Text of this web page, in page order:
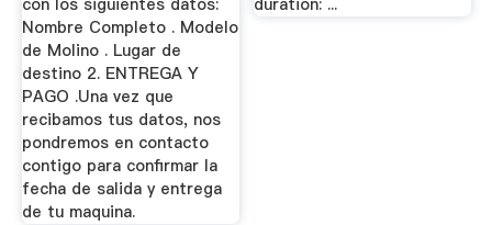
con los siguientes datos:
Nombre Completo . Modelo
de Molino . Lugar de
destino 2. ENTREGA Y
PAGO .Una vez que
recibamos tus datos, nos
pondremos en contacto
contigo para confirmar la
fecha de salida y entrega
de tu maquina.
duration: ...